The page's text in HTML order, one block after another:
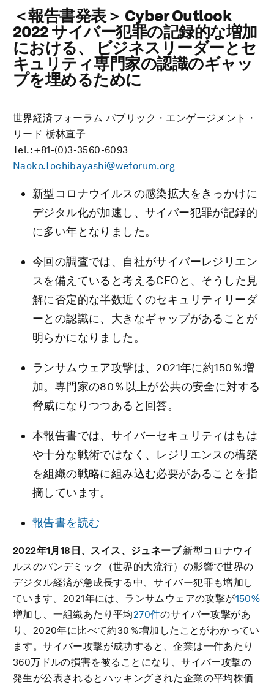
＜報告書発表＞ Cyber Outlook
2022 サイバー犯罪の記録的な増加
における、 ビジネスリーダーとセ
キュリティ専門家の認識のギャッ
プを埋めるために
世界経済フォーラム パブリック・エンゲージメント・
リード 栃林直子
Tel.: +81-(0)3-3560-6093
Naoko.Tochibayashi@weforum.org
新型コロナウイルスの感染拡大をきっかけに
デジタル化が加速し、サイバー犯罪が記録的
に多い年となりました。
今回の調査では、自社がサイバーレジリエン
スを備えていると考えるCEOと、そうした見
解に否定的な半数近くのセキュリティリーダ
ーとの認識に、大きなギャップがあることが
明らかになりました。
ランサムウェア攻撃は、2021年に約150％増
加。専門家の80％以上が公共の安全に対する
脅威になりつつあると回答。
本報告書では、サイバーセキュリティはもは
や十分な戦術ではなく、レジリエンスの構築
を組織の戦略に組み込む必要があることを指
摘しています。
報告書を読む
2022年1月18日、 スイス、ジュネーブ新型コロナウイ
ルスのパンデミック（世界的大流行）の影響で世界の
デジタル経済が急成長する中、サイバー犯罪も増加し
ています。2021年には、ランサムウェアの攻撃が150%
増加し、一組織あたり平均270件のサイバー攻撃があ
り、2020年に比べて約30％増加したことがわかってい
ます。サイバー攻撃が成功すると、企業は一件あたり
360万ドルの損害を被ることになり、サイバー攻撃の
発生が公表されるとハッキングされた企業の平均株価